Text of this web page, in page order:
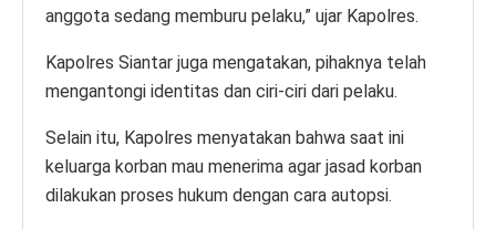
anggota sedang memburu pelaku,” ujar Kapolres.
Kapolres Siantar juga mengatakan, pihaknya telah
mengantongi identitas dan ciri-ciri dari pelaku.
Selain itu, Kapolres menyatakan bahwa saat ini
keluarga korban mau menerima agar jasad korban
dilakukan proses hukum dengan cara autopsi.